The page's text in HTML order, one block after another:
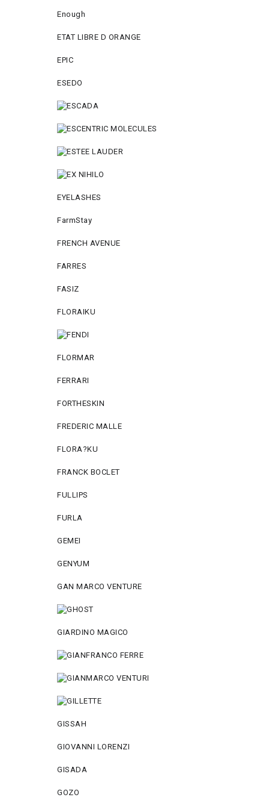
Enough
ETAT LIBRE D ORANGE
EPIC
ESEDO
EYELASHES
FarmStay
FRENCH AVENUE
FARRES
FASIZ
FLORAIKU
FLORMAR
FERRARI
FORTHESKIN
FREDERIC MALLE
FLORA?KU
FRANCK BOCLET
FULLIPS
FURLA
GEMEI
GENYUM
GAN MARCO VENTURE
GIARDINO MAGICO
GISSAH
GIOVANNI LORENZI
GISADA
GOZO